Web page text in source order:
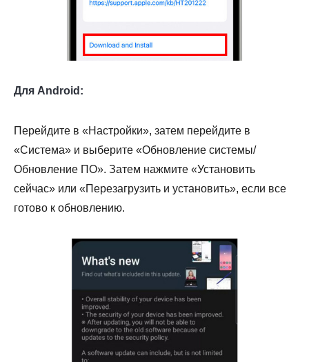
Для Android:
Перейдите в «Настройки», затем перейдите в
«Система» и выберите «Обновление системы/
Обновление ПО». Затем нажмите «Установить
сейчас» или «Перезагрузить и установить», если все
готово к обновлению.